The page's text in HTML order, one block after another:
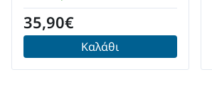
35,90€
Καλάθι